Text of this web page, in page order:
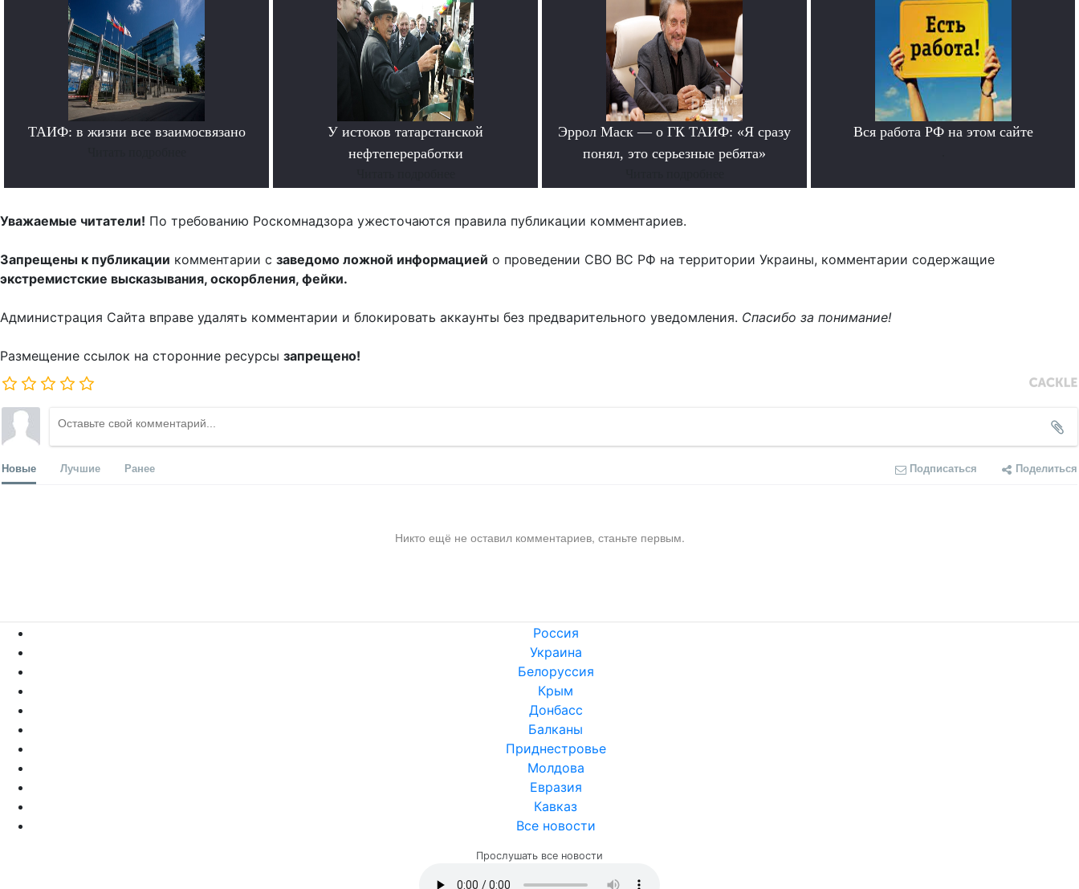
ТАИФ: в жизни все взаимосвязано
У истоков татарстанской
нефтепереработки
Эррол Маск — о ГК ТАИФ: «Я сразу
понял, это серьезные ребята»
Вся работа РФ на этом сайте
Уважаемые читатели! По требованию Роскомнадзора ужесточаются правила публикации комментариев.
Запрещены к публикации комментарии с заведомо ложной информацией о проведении СВО ВС РФ на территории Украины, комментарии содержащие
экстремистские высказывания, оскорбления, фейки.
Администрация Сайта вправе удалять комментарии и блокировать аккаунты без предварительного уведомления. Спасибо за понимание!
Размещение ссылок на сторонние ресурсы запрещено!
Новые Лучшие Ранее Подписаться Поделиться
Никто ещё не оставил комментариев, станьте первым.
Россия
Украина
Белоруссия
Крым
Донбасс
Балканы
Приднестровье
Молдова
Евразия
Кавказ
Все новости
Прослушать все новости